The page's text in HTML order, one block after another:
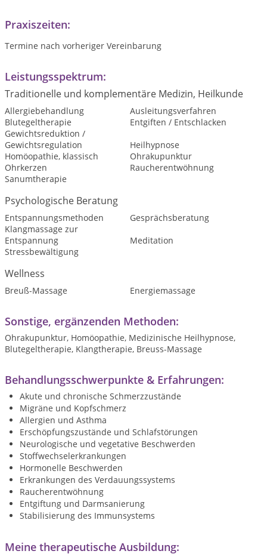
Praxiszeiten:
Termine nach vorheriger Vereinbarung
Leistungsspektrum:
Traditionelle und komplementäre Medizin, Heilkunde
Allergiebehandlung
Ausleitungsverfahren
Blutegeltherapie
Entgiften / Entschlacken
Gewichtsreduktion /
Gewichtsregulation
Heilhypnose
Homöopathie, klassisch
Ohrakupunktur
Ohrkerzen
Raucherentwöhnung
Sanumtherapie
Psychologische Beratung
Entspannungsmethoden
Gesprächsberatung
Klangmassage zur
Entspannung
Meditation
Stressbewältigung
Wellness
Breuß-Massage Energiemassage
Sonstige, ergänzenden Methoden:
Ohrakupunktur, Homöopathie, Medizinische Heilhypnose,
Blutegeltherapie, Klangtherapie, Breuss-Massage
Behandlungsschwerpunkte & Erfahrungen:
Akute und chronische Schmerzzustände
Migräne und Kopfschmerz
Allergien und Asthma
Erschöpfungszustände und Schlafstörungen
Neurologische und vegetative Beschwerden
Stoffwechselerkrankungen
Hormonelle Beschwerden
Erkrankungen des Verdauungssystems
Raucherentwöhnung
Entgiftung und Darmsanierung
Stabilisierung des Immunsystems
Meine therapeutische Ausbildung: